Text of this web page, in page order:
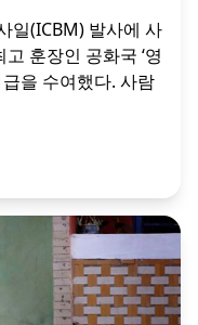
일(ICBM) 발사에 사
훈장인 공화국 ‘영
을 수여했다. 사람